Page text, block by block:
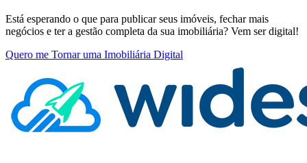
Está esperando o que para publicar seus imóveis, fechar mais
negócios e ter a gestão completa da sua imobiliária? Vem ser digital!
Quero me Tornar uma Imobiliária Digital